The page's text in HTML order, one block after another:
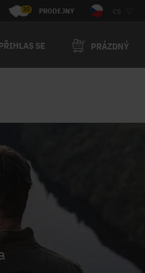
30 PRODEJNY CS
SE PRÁZDNÝ